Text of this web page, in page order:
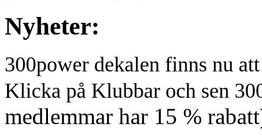
Nyheter:
300power dekalen finns nu
Klicka på Klubbar och sen
medlemmar har 15 %